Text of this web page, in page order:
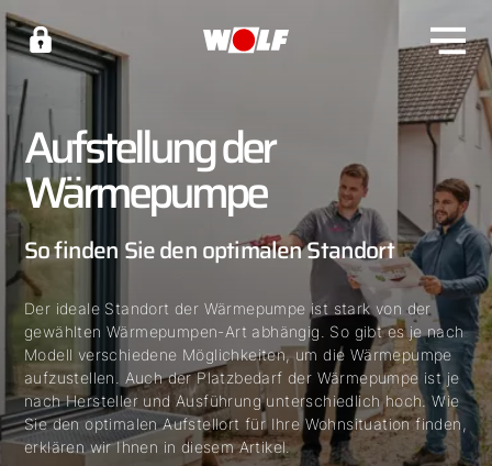
Aufstellung der
Wärmepumpe
So finden Sie den optimalen Standort
Der ideale Standort der Wärmepumpe ist stark von der
gewählten Wärmepumpen-Art abhängig. So gibt es je nach
Modell verschiedene Möglichkeiten, um die Wärmepumpe
aufzustellen. Auch der Platzbedarf der Wärmepumpe ist je
nach Hersteller und Ausführung unterschiedlich hoch. Wie
Sie den optimalen Aufstellort für Ihre Wohnsituation finden,
erklären wir Ihnen in diesem Artikel.